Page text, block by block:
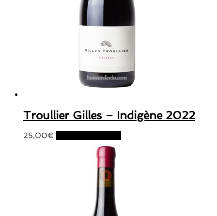
Troullier Gilles – Indigène 2022
25,00€